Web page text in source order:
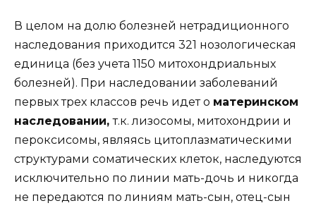
В целом на долю болезней нетрадиционного
наследования приходится 321 нозологическая
единица (без учета 1150 митохондриальных
болезней). При наследовании заболеваний
первых трех классов речь идет о материнском
наследовании,т.к. лизосомы, митохондрии и
пероксисомы, являясь цитоплазматическими
структурами соматических клеток, наследуются
исключительно по линии мать-дочь и никогда
не передаются по линиям мать-сын, отец-сын